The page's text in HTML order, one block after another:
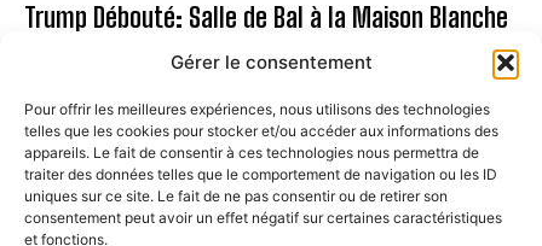
Gérer le consentement
Pour offrir les meilleures expériences, nous utilisons des technologies
telles que les cookies pour stocker et/ou accéder aux informations des
appareils. Le fait de consentir à ces technologies nous permettra de
traiter des données telles que le comportement de navigation ou les ID
uniques sur ce site. Le fait de ne pas consentir ou de retirer son
consentement peut avoir un effet négatif sur certaines caractéristiques
et fonctions.
Trump Débouté: Salle de Bal à la Maison Blanche
Page
CONTACT